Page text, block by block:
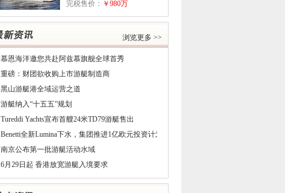
完税售价： ￥980万
浏览更多 >>
慕恩海洋邀您共赴阿兹慕旗舰全球首秀
重磅：财团欲收购上市游艇制造商
黑山游艇港全域运营之道
游艇纳入“十五五”规划
Tureddi Yachts宣布首艘24米TD79游艇售出
Benetti全新Lumina下水，集团推进1亿欧元投资计划
南京公布第一批游艇活动水域
6月29日起 香港放宽游艇入境要求